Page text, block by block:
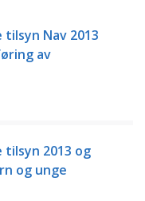
Nav 2013
av
2013 og
og unge